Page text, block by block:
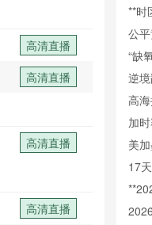
高清直播
高清直播
高清直播
高清直播
**时
时
公
“缺
逆
高
加
动
美
作
17
场**